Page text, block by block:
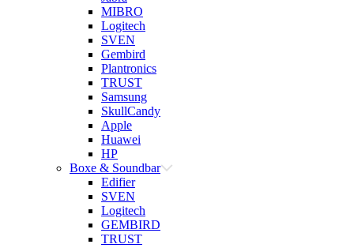
MIBRO
Logitech
SVEN
Gembird
Plantronics
TRUST
Samsung
SkullCandy
Apple
Huawei
HP
Boxe & Soundbar
Edifier
SVEN
Logitech
GEMBIRD
TRUST